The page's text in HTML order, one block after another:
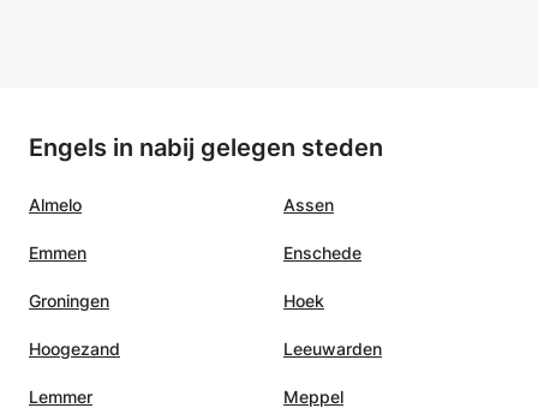
Engels in nabij gelegen steden
Almelo Assen
Emmen Enschede
Groningen Hoek
Hoogezand Leeuwarden
Lemmer Meppel